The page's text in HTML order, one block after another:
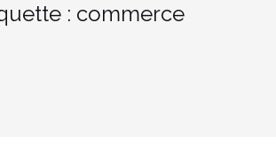
: commerce